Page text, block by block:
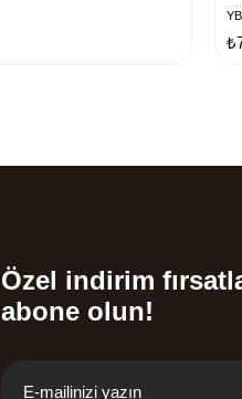
Özel indirim
abone olun!